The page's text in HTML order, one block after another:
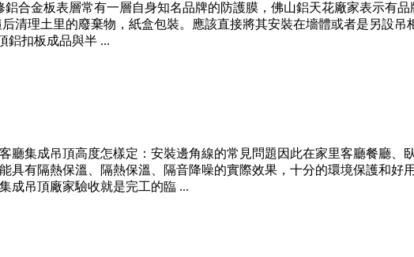
合金板表層常有一層自身知名品牌的防護膜，佛山鋁天花廠家表示有
清理土里的廢棄物，紙盒包裝。應該直接將其安裝在墻體或者是另設吊
鋁扣板成品與半 ...
廳集成吊頂高度怎樣定：安裝邊角線的常見問題因此在家里客廳餐廳、
具有隔熱保溫、隔熱保溫、隔音降噪的實際效果，十分的環境保護和好
成吊頂廠家驗收就是完工的臨 ...